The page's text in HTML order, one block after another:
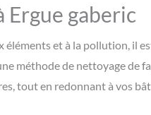
Ergue gaberic
et à la pollution, il
méthode de nettoyage de
tout en redonnant à vos